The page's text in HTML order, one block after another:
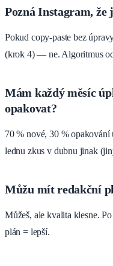
Pozná Instagram, že
Pokud copy-paste bez
(krok 4) — ne. Algoritmus
Mám každý měsíc
opakovat?
70 % nové, 30 %
lednu zkus v dubnu jinak
Můžu mít redakční
Můžeš, ale kvalita klesne.
plán = lepší.